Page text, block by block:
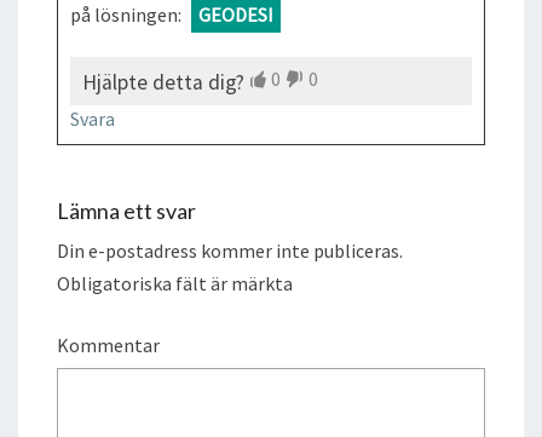
på lösningen:
GEODESI
Hjälpte detta dig? 0
0
Svara
Lämna ett svar
Din e-postadress kommer inte publiceras.
Obligatoriska fält är märkta
Kommentar